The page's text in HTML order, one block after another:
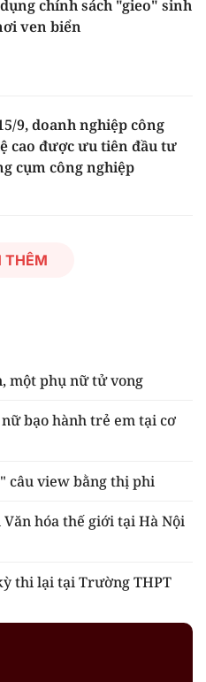
chính sách "gieo" sinh
ven biển
9, doanh nghiệp công
cao được ưu tiên đầu tư
cụm công nghiệp
THÊM
một phụ nữ tử vong
bạo hành trẻ em tại cơ
câu view bằng thị phi
hóa thế giới tại Hà Nội
thi lại tại Trường THPT